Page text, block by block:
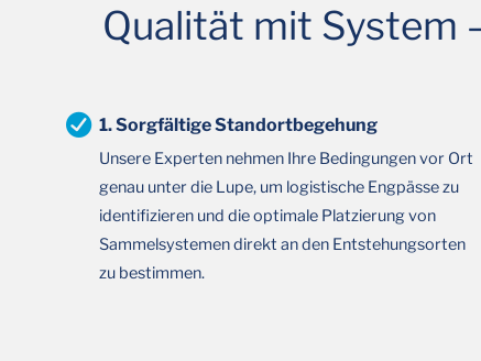
Qualität mit System
1. Sorgfältige Standortbegehung
Unsere Experten nehmen Ihre Bedingungen vor Ort
genau unter die Lupe, um logistische Engpässe zu
identifizieren und die optimale Platzierung von
Sammelsystemen direkt an den Entstehungsorten
zu bestimmen.